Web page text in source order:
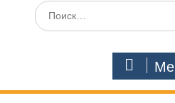
Поиск
по: